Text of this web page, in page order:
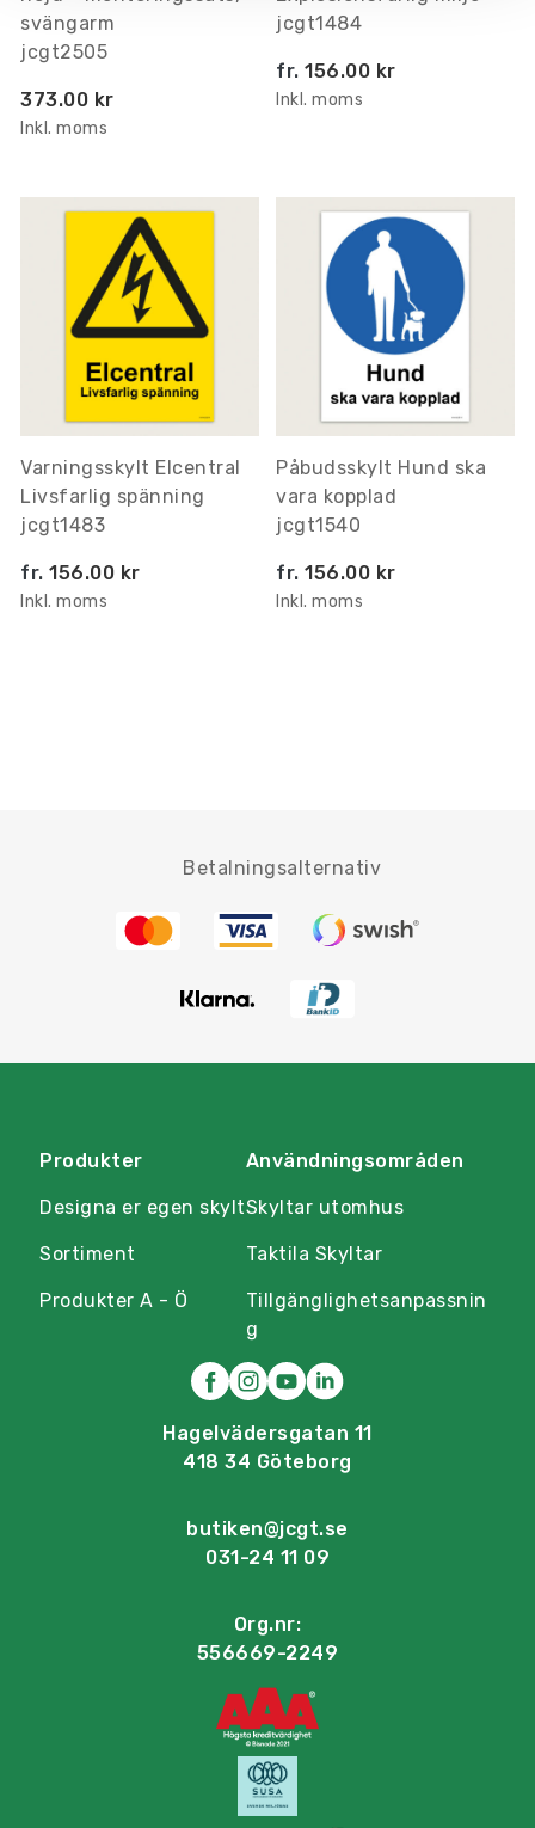
svängarm
jcgt2505
373.00 kr
Inkl. moms
jcgt1484
fr. 156.00 kr
Inkl. moms
Varningsskylt Elcentral
Livsfarlig spänning
jcgt1483
fr. 156.00 kr
Inkl. moms
Påbudsskylt Hund ska
vara kopplad
jcgt1540
fr. 156.00 kr
Inkl. moms
Betalningsalternativ
Produkter
Designa er egen skylt
Sortiment
Produkter A - Ö
Användningsområden
Skyltar utomhus
Taktila Skyltar
Tillgänglighetsanpassnin
g
Hagelvädersgatan 11
418 34 Göteborg
butiken@jcgt.se
031-24 11 09
Org.nr:
556669-2249